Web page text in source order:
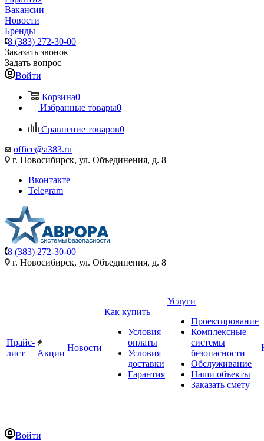
Вакансии
Новости
Бренды
8 (383) 272-30-00
Заказать звонок
Задать вопрос
Войти
Корзина0
Избранные товары0
Сравнение товаров0
office@a383.ru
г. Новосибирск, ул. Объединения, д. 8
Вконтакте
Telegram
8 (383) 272-30-00
г. Новосибирск, ул. Объединения, д. 8
Прайс-
лист
Акции
Новости
Как купить
Условия
оплаты
Условия
доставки
Гарантия
Услуги
Проектирование
Комплексные
системы
безопасности
Обслуживание
Наши объекты
Заказать смету
Войти